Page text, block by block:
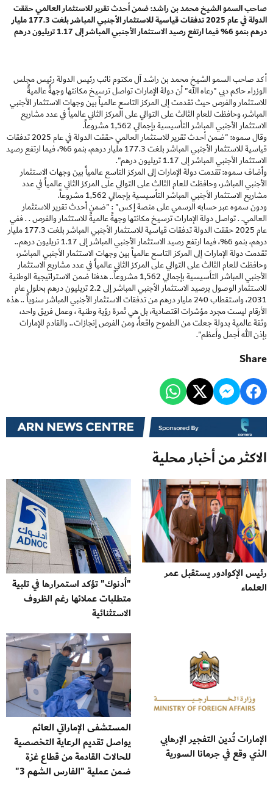
صاحب السمو الشيخ محمد بن راشد: ضمن أحدث تقرير للاستثمار العالمي حققت
الدولة في عام 2025 تدفقات قياسية للاستثمار الأجنبي المباشر بلغت 177.3 مليار
درهم بنمو 6% فيما ارتفع رصيد الاستثمار الأجنبي المباشر إلى 1.17 تريليون درهم
أكد صاحب السمو الشيخ محمد بن راشد آل مكتوم نائب رئيس الدولة رئيس مجلس
الوزراء حاكم دبي "رعاه الله" أن دولة الإمارات تواصل ترسيخ مكانتها وجهةً عالميةً
للاستثمار والفرص حيث تقدمت إلى المركز التاسع عالمياً بين وجهات الاستثمار الأجنبي
المباشر، وحافظت للعام الثالث على التوالي على المركز الثاني عالمياً في عدد مشاريع
الاستثمار الأجنبي المباشر التأسيسية بإجمالي 1,562 مشروعاً.
وقال سموه: "ضمن أحدث تقرير للاستثمار العالمي حققت الدولة في عام 2025 تدفقات
قياسية للاستثمار الأجنبي المباشر بلغت 177.3 مليار درهم، بنمو 6%، فيما ارتفع رصيد
الاستثمار الأجنبي المباشر إلى 1.17 تريليون درهم".
وأضاف سموه: تقدمت دولة الإمارات إلى المركز التاسع عالمياً بين وجهات الاستثمار
الأجنبي المباشر، وحافظت للعام الثالث على التوالي على المركز الثاني عالمياً في عدد
مشاريع الاستثمار الأجنبي المباشر التأسيسية بإجمالي 1,562 مشروعاً.
ودون سموه عبر حسابه الرسمي على منصة إكس" : "ضمن أحدث تقرير للاستثمار
العالمي. . تواصل دولة الإمارات ترسيخ مكانتها وجهةً عالميةً للاستثمار والفرص . . ففي
عام 2025 حققت الدولة تدفقات قياسية للاستثمار الأجنبي المباشر بلغت 177.3 مليار
درهم، بنمو 6%، فيما ارتفع رصيد الاستثمار الأجنبي المباشر إلى 1.17 تريليون درهم..
تقدمت دولة الإمارات إلى المركز التاسع عالمياً بين وجهات الاستثمار الأجنبي المباشر،
وحافظت للعام الثالث على التوالي على المركز الثاني عالمياً في عدد مشاريع الاستثمار
الأجنبي المباشر التأسيسية بإجمالي 1,562 مشروعاً.. هدفنا ضمن الاستراتيجية الوطنية
للاستثمار الوصول برصيد الاستثمار الأجنبي المباشر إلى 2.2 تريليون درهم بحلول عام
2031، واستقطاب 240 مليار درهم من تدفقات الاستثمار الأجنبي المباشر سنوياً .. هذه
الأرقام ليست مجرد مؤشرات اقتصادية، بل هي ثمرة رؤية وطنية ، وعمل فريق واحد،
وثقة عالمية بدولة جعلت من الطموح واقعاً، ومن الفرص إنجازات.. والقادم للإمارات
بإذن الله أجمل وأعظم".
Share
الاكثر من أخبار محلية
رئيس الإكوادور يستقبل عمر
العلماء
"أدنوك" تؤكد استمرارها في تلبية
متطلبات عملائها رغم الظروف
الاستثنائية
الإمارات تُدين التفجير الإرهابي
الذي وقع في جرمانا السورية
المستشفى الإماراتي العائم
يواصل تقديم الرعاية التخصصية
للحالات القادمة من قطاع غزة
ضمن عملية "الفارس الشهم 3"